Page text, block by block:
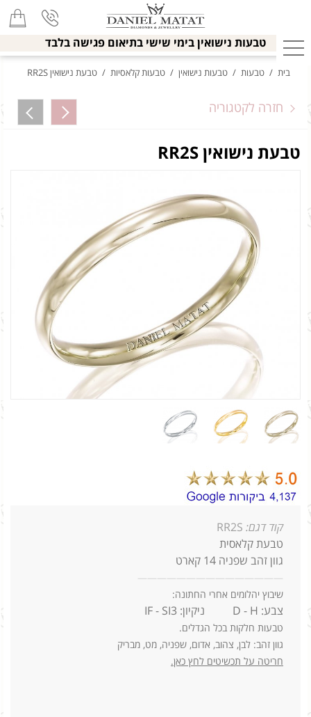
טבעות נישואין בימי שישי בתיאום פגישה בלבד
בית / טבעות / טבעות נישואין / טבעות קלאסיות / טבעת נישואין RR2S
חזרה לקטגוריה
טבעת נישואין RR2S
קוד דגם: RR2S
טבעת קלאסית
גוון זהב שפניה 14 קארט
—
—
—
—
—
—
—
—
—
—
—
—
—
—
—
שיבוץ יהלומים אחרי החתונה:
צבע: D - H ניקיון: IF - SI3
טבעות חלקות בכל הגדלים.
גוון זהב: לבן, צהוב, אדום, שפניה, מט, מבריק
חריטה על תכשיטים לחץ כאן.